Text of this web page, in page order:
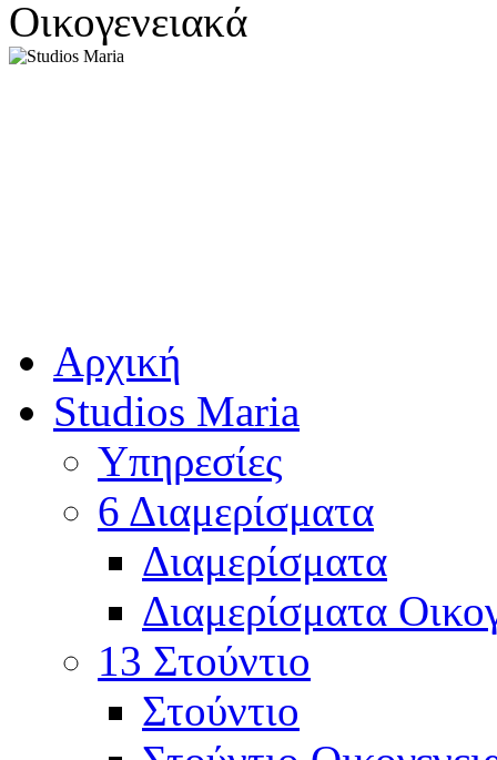
Οικογενειακά
Αρχική
Studios Maria
Υπηρεσίες
6 Διαμερίσματα
Διαμερίσματα
Διαμερίσματα
13 Στούντιο
Στούντιο